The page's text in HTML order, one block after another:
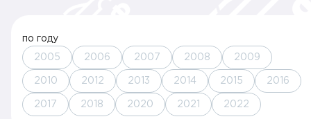
по году
2005 2006 2007 2008 2009
2010 2012 2013 2014 2015 2016
2017 2018 2020 2021 2022